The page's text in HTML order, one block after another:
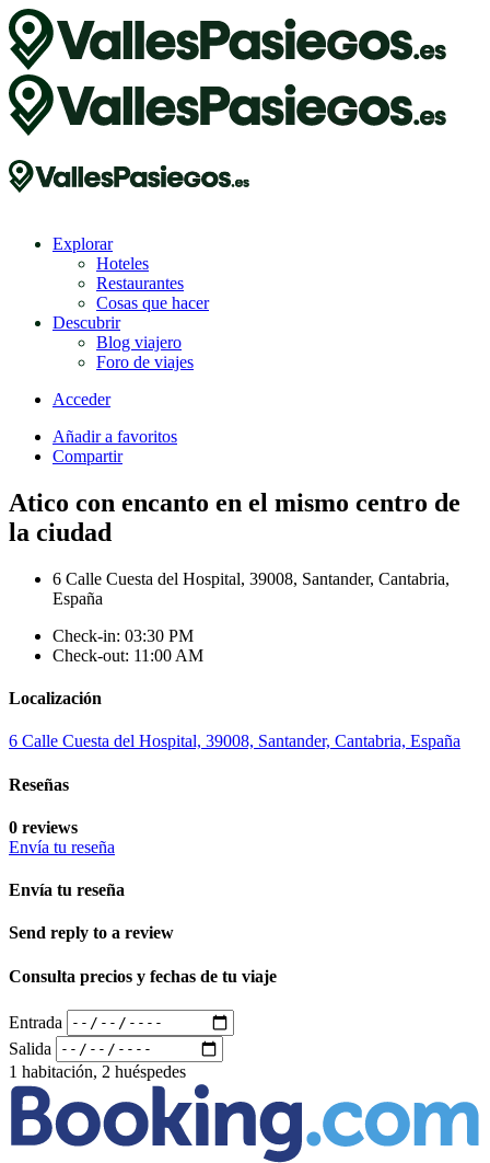
Explorar
Hoteles
Restaurantes
Cosas que hacer
Descubrir
Blog viajero
Foro de viajes
Acceder
Añadir a favoritos
Compartir
Atico con encanto en el mismo centro de
la ciudad
6 Calle Cuesta del Hospital, 39008, Santander, Cantabria,
España
Check-in: 03:30 PM
Check-out: 11:00 AM
Localización
6 Calle Cuesta del Hospital, 39008, Santander, Cantabria, España
Reseñas
0 reviews
Envía tu reseña
Envía tu reseña
Send reply to a review
Consulta precios y fechas de tu viaje
Entrada
Salida
1 habitación, 2 huéspedes